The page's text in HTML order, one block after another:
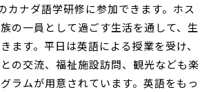
カナダ語学研修に参加できます。ホス
の一員として過ごす生活を通して、生
ます。平日は英語による授業を受け、
の交流、福祉施設訪問、観光なども楽
ラムが用意されています。英語をもっ